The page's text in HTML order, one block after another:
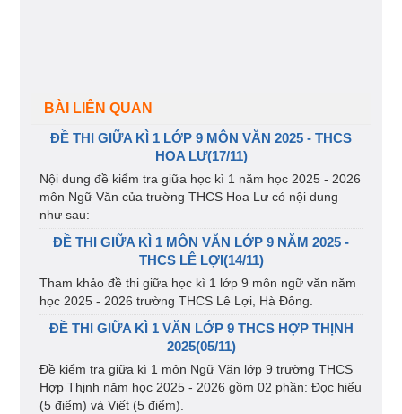
BÀI LIÊN QUAN
ĐỀ THI GIỮA KÌ 1 LỚP 9 MÔN VĂN 2025 - THCS
HOA LƯ(17/11)
Nội dung đề kiểm tra giữa học kì 1 năm học 2025 - 2026
môn Ngữ Văn của trường THCS Hoa Lư có nội dung
như sau:
ĐỀ THI GIỮA KÌ 1 MÔN VĂN LỚP 9 NĂM 2025 -
THCS LÊ LỢI(14/11)
Tham khảo đề thi giữa học kì 1 lớp 9 môn ngữ văn năm
học 2025 - 2026 trường THCS Lê Lợi, Hà Đông.
ĐỀ THI GIỮA KÌ 1 VĂN LỚP 9 THCS HỢP THỊNH
2025(05/11)
Đề kiểm tra giữa kì 1 môn Ngữ Văn lớp 9 trường THCS
Hợp Thịnh năm học 2025 - 2026 gồm 02 phần: Đọc hiểu
(5 điểm) và Viết (5 điểm).